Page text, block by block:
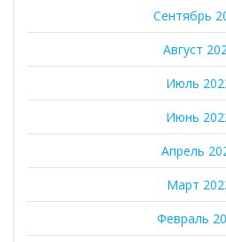
Сентябрь
Август
Июль
Июнь
Апрель
Март
Февраль